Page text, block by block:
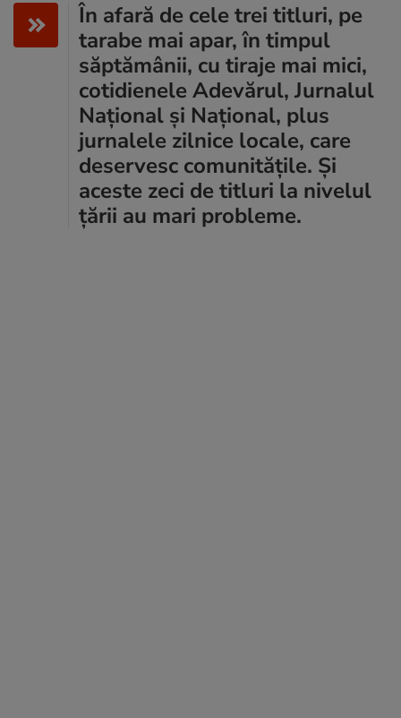
În afară de cele trei titluri, pe
tarabe mai apar, în timpul
săptămânii, cu tiraje mai mici,
cotidienele Adevărul, Jurnalul
Național și Național, plus
jurnalele zilnice locale, care
deservesc comunitățile. Și
aceste zeci de titluri la nivelul
țării au mari probleme.